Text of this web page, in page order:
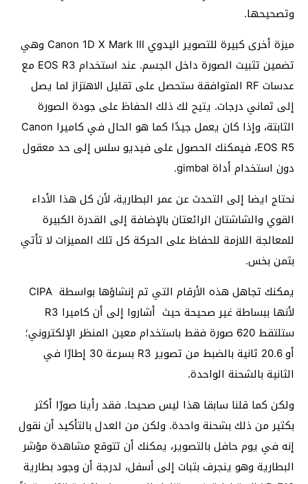
وتصحيحها.
ميزة أخرى كبيرة للتصوير اليدوي Canon 1D X Mark III وهي
تضمين تثبيت الصورة داخل الجسم. عند استخدام EOS R3 مع
عدسات RF المتوافقة ستحصل على تقليل الاهتزاز لما يصل
إلى ثماني درجات. يتيح لك ذلك الحفاظ على جودة الصورة
الثابتة، وإذا كان يعمل جيدًا كما هو الحال في كاميرا Canon
EOS R5، فيمكنك الحصول على فيديو سلس إلى حد معقول
دون استخدام أداة gimbal.
نحتاج ايضا إلى التحدث عن عمر البطارية، لأن كل هذا الأداء
القوي والشاشتان الرائعتان بالإضافة إلى القدرة الكبيرة
للمعالجة اللازمة للحفاظ على الحركة كل تلك المميزات لا تأتي
بثمن بخس.
يمكنك تجاهل هذه الأرقام التي تم إنشاؤها بواسطة CIPA
لأنها ببساطة غير صحيحة حيث أشاروا إلى أن كاميرا R3
ستلتقط 620 صورة فقط باستخدام معين المنظر الإلكتروني؛
أو 20.6 ثانية بالضبط من تصوير R3 بسرعة 30 إطارًا في
الثانية بالشحنة الواحدة.
ولكن كما قلنا سابقا هذا ليس صحيحا. فقد رأينا صورًا أكثر
بكثير من ذلك بشحنة واحدة. ولكن من العدل بالتأكيد أن نقول
إنه في يوم حافل بالتصوير، يمكنك أن تتوقع مشاهدة مؤشر
البطارية وهو ينجرف بثبات إلى أسفل، لدرجة أن وجود بطارية